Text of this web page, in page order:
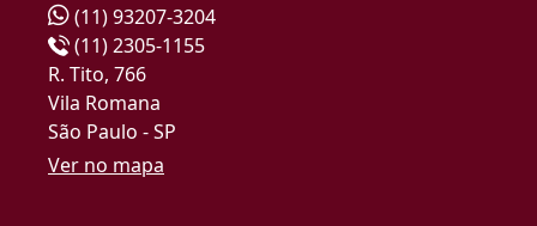
(11) 93207-3204
(11) 2305-1155
R. Tito, 766
Vila Romana
São Paulo - SP
Ver no mapa